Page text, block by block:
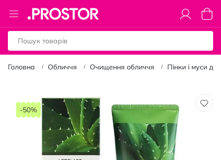
Toggle
Nav
Кошик
Головна Обличчя Очищення обличчя Пінки і муси
кінця
-50%